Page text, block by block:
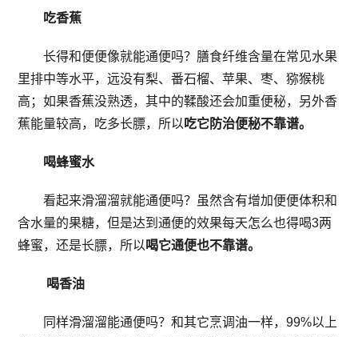
吃香蕉
长得和便便像就能通便吗？膳食纤维含量在常见水果
里排中等水平，远没有梨、番石榴、苹果、枣、猕猴桃
高；如果香蕉没熟透，其中的鞣酸还会加重便秘，另外香
蕉能量较高，吃多长膘，所以 吃它防治便秘不靠谱。
喝蜂蜜水
看起来滑溜溜就能通便吗？虽然含有增加便便体积和
含水量的果糖，但是达到通便的效果每天怎么也得喝3两
蜂蜜，还是长膘，所以 喝它通便也不靠谱。
喝香油
同样滑溜溜能通便吗？和其它烹调油一样，99%以上